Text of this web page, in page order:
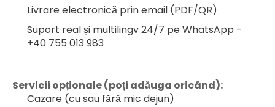
Livrare electronică prin email (PDF/QR)
Suport real și multilingv 24/7 pe WhatsApp -
+40 755 013 983
Servicii opționale (poți adăuga oricând):
Cazare (cu sau fără mic dejun)